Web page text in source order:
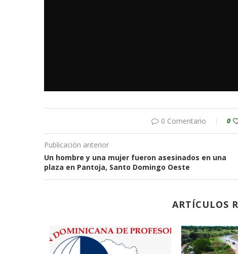
0 Comentario 0
Publicación anterior
Un hombre y una mujer fueron asesinados en una
plaza en Pantoja, Santo Domingo Oeste
ARTÍCULOS